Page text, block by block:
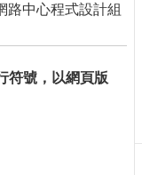
路中心程式設計組
符號，以網頁版